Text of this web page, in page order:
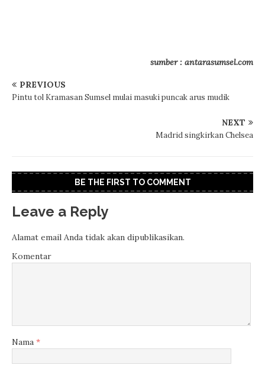
sumber : antarasumsel.com
PREVIOUS
Pintu tol Kramasan Sumsel mulai masuki puncak arus mudik
NEXT
Madrid singkirkan Chelsea
BE THE FIRST TO COMMENT
Leave a Reply
Alamat email Anda tidak akan dipublikasikan.
Komentar
Nama *